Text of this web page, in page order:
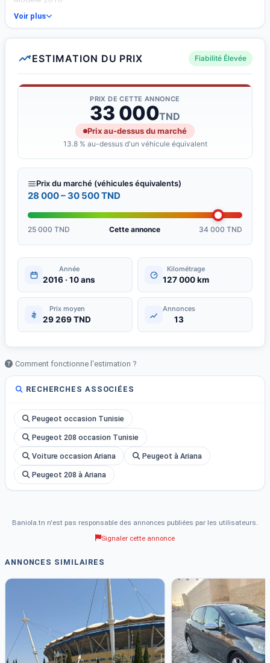
Kilométrage :127 milles
En trés bonne état
Jonte allu
Contacter moi : 21263916
Voir plus
ESTIMATION DU PRIX Fiabilité Élevée
PRIX DE CETTE ANNONCE
33 000TND
Prix au-dessus du marché
13.8 % au-dessus d'un véhicule équivalent
Prix du marché (véhicules équivalents)
28 000 – 30 500 TND
25 000 TND Cette annonce 34 000 TND
Année
2016 · 10 ans
Kilométrage
127 000 km
Prix moyen
29 269 TND
Annonces
13
Comment fonctionne l'estimation ?
RECHERCHES ASSOCIÉES
Peugeot occasion Tunisie
Peugeot 208 occasion Tunisie
Voiture occasion Ariana Peugeot à Ariana
Peugeot 208 à Ariana
Baniola.tn n'est pas responsable des annonces publiées par les utilisateurs.
Signaler cette annonce
ANNONCES SIMILAIRES